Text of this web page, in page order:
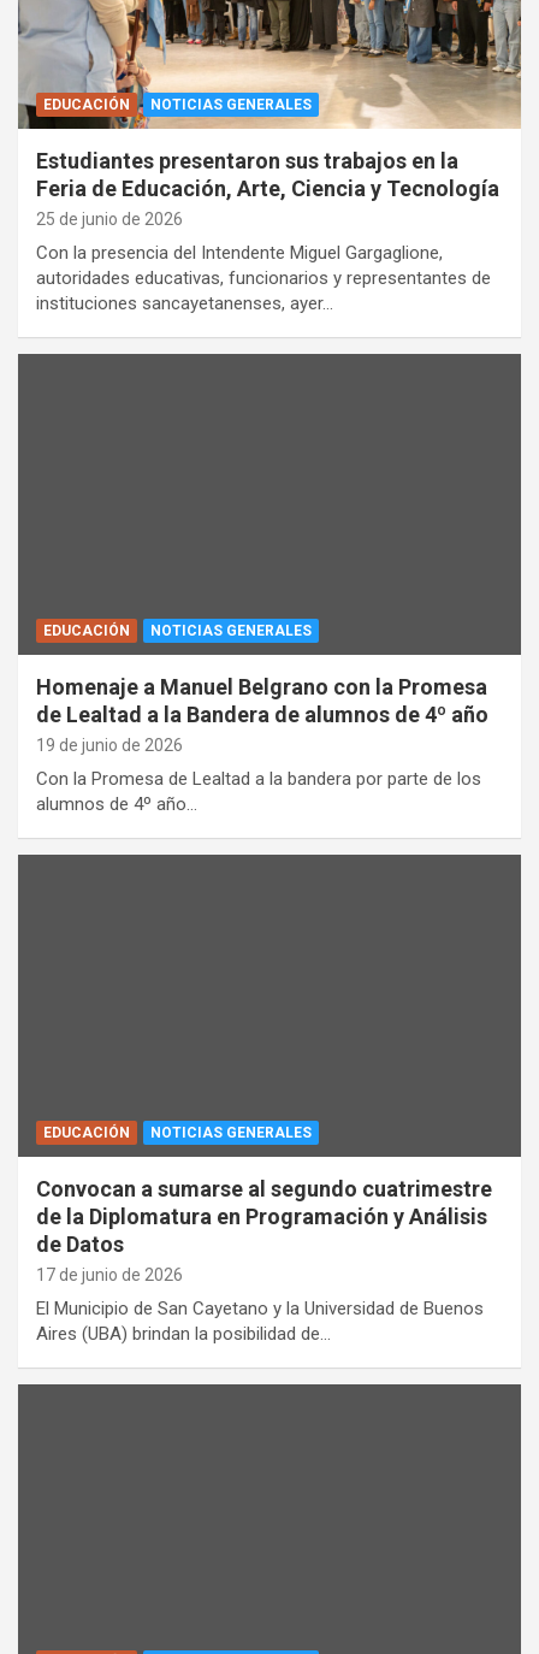
EDUCACIÓN NOTICIAS GENERALES
Estudiantes presentaron sus trabajos en la
Feria de Educación, Arte, Ciencia y Tecnología
25 de junio de 2026
Con la presencia del Intendente Miguel Gargaglione,
autoridades educativas, funcionarios y representantes de
instituciones sancayetanenses, ayer…
EDUCACIÓN NOTICIAS GENERALES
Homenaje a Manuel Belgrano con la Promesa
de Lealtad a la Bandera de alumnos de 4º año
19 de junio de 2026
Con la Promesa de Lealtad a la bandera por parte de los
alumnos de 4º año…
EDUCACIÓN NOTICIAS GENERALES
Convocan a sumarse al segundo cuatrimestre
de la Diplomatura en Programación y Análisis
de Datos
17 de junio de 2026
El Municipio de San Cayetano y la Universidad de Buenos
Aires (UBA) brindan la posibilidad de…